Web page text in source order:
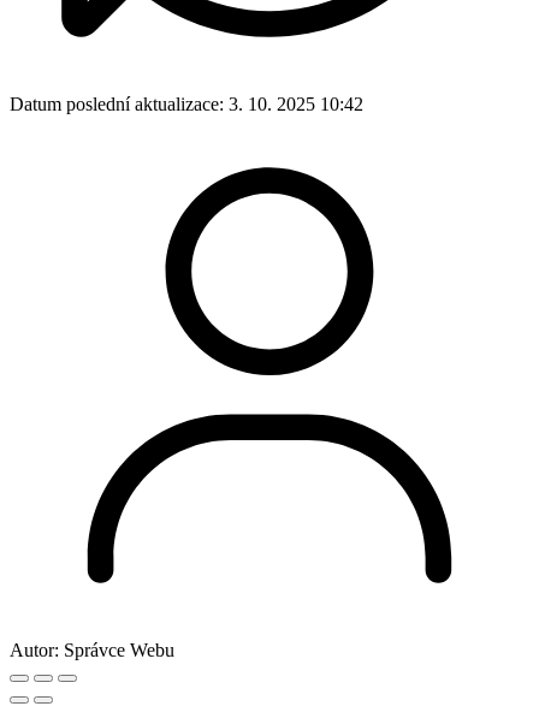
Datum poslední aktualizace: 3. 10. 2025 10:42
Autor: Správce Webu